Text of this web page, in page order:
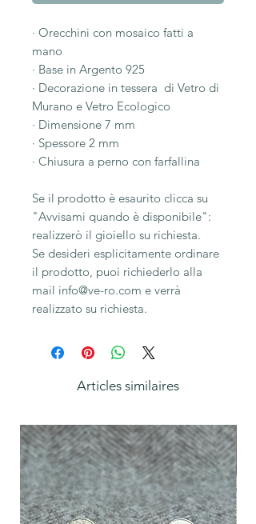
· Orecchini con mosaico fatti a
mano
· Base in Argento 925
· Decorazione in tessera di Vetro di
Murano e Vetro Ecologico
· Dimensione 7 mm
· Spessore 2 mm
· Chiusura a perno con farfallina
Se il prodotto è esaurito clicca su
"Avvisami quando è disponibile":
realizzerò il gioiello su richiesta.
Se desideri esplicitamente ordinare
il prodotto, puoi richiederlo alla
mail info@ve-ro.com e verrà
realizzato su richiesta.
Articles similaires